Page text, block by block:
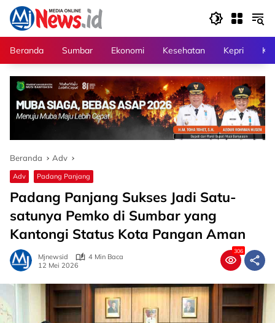
Langsung
konten
Beranda
Sumbar Ekonomi Kesehatan Kepri
Beranda Adv
Adv Padang Panjang
Padang Panjang Sukses Jadi Satu-
satunya Pemko di Sumbar yang
Kantongi Status Kota Pangan Aman
Mjnewsid
4 Min Baca
12 Mei 2026
306